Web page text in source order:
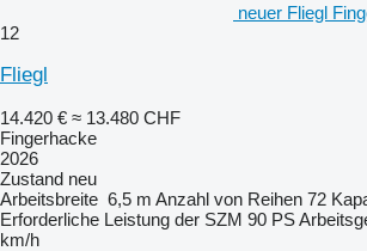
neuer Fliegl
12
Fliegl
14.420 € ≈ 13.480 CHF
Fingerhacke
2026
Zustand neu
Arbeitsbreite 6,5 m Anzahl von Reihen 72
Erforderliche Leistung der SZM 90 PS
km/h